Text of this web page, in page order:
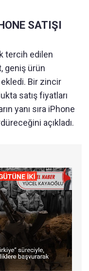
SATIŞI
tercih edilen
geniş ürün
Bir zincir
satış fiyatları
yanı sıra iPhone
açıkladı.